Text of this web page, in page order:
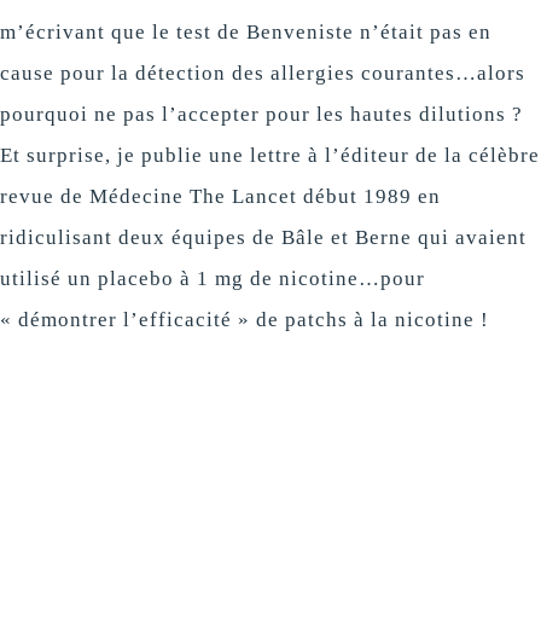
m’écrivant que le test de Benveniste n’était pas en
cause pour la détection des allergies courantes…alors
pourquoi ne pas l’accepter pour les hautes dilutions ?
Et surprise, je publie une lettre à l’éditeur de la célèbre
revue de Médecine The Lancet début 1989 en
ridiculisant deux équipes de Bâle et Berne qui avaient
utilisé un placebo à 1 mg de nicotine…pour
« démontrer l’efficacité » de patchs à la nicotine !